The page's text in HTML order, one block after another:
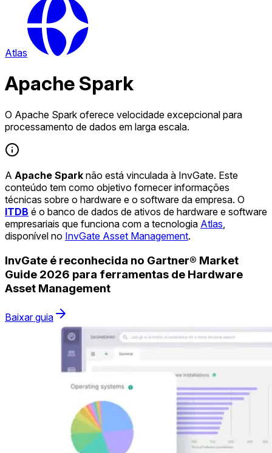
Atlas
Apache Spark
O Apache Spark oferece velocidade excepcional para
processamento de dados em larga escala.
A Apache Spark não está vinculada à InvGate. Este
conteúdo tem como objetivo fornecer informações
técnicas sobre o hardware e o software da empresa. O
ITDB é o banco de dados de ativos de hardware e software
empresariais que funciona com a tecnologia Atlas
disponível no InvGate Asset Management.
InvGate é reconhecida no Gartner® Market
Guide 2026 para ferramentas de Hardware
Asset Management
Baixar guia